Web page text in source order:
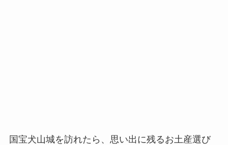
国宝犬山城を訪れたら、思い出に残るお土産選び